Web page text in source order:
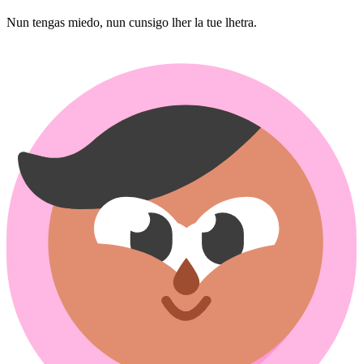
Nun tengas miedo, nun cunsigo lher la tue lhetra.